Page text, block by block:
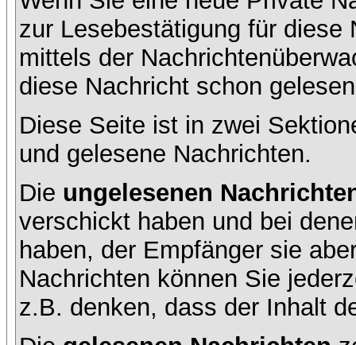
zur Lesebestätigung für diese
mittels der
diese Nachricht schon
Diese Seite ist in zwei
und gelesene Nachrichten.
Die ungelesenen
verschickt haben und bei
haben, der Empfänger sie
Nachrichten können Sie
z.B. denken, dass der Inhalt